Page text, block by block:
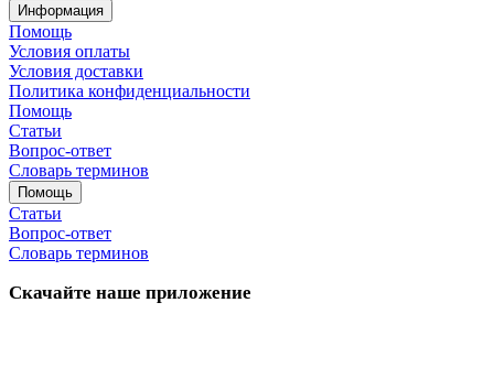
Информация
Помощь
Условия оплаты
Условия доставки
Политика конфиденциальности
Помощь
Статьи
Вопрос-ответ
Словарь терминов
Помощь
Статьи
Вопрос-ответ
Словарь терминов
Скачайте наше приложение